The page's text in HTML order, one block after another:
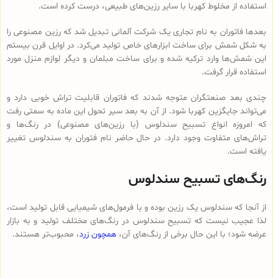
استفاده از مخلوط کهربا با سایر رزین‌های طبیعی، درست کرده است.
بعدها فاتوران به نام تجاری یک شرکت آلمانی تبدیل شد که رزین مصنوعی را
به شکل شمش برای ساخت ابزارهای خاص تولید می‌کرد. در اوایل قرن بیستم
این شمش‌ها وارد ترکیه شده و برای ساخت مبلمان و دیگر لوازم منزل مورد
استفاده قرار گرفت.
چندی بعد صنعتگران متوجه شدند که فاتوران قابلیت تراش خوبی دارد و
می‌تواند جایگزین کهربا شود. از آن به بعد سیر تحول این ماده به سمتی رفت
که امروزه انواع تسبیح‌ سندلوس (با رزین‌های مصنوعی) در رنگ‌ها و
تراش‌های متفاوت وجود دارد. در حال حاضر نام فتوران به سندلوس تغییر
یافته است.
رنگ‌های تسبیح سندلوس
از آنجا که سندلوس یک رزین بوده و با فرمول‌های شیمیایی قابل تولید است،
لذا عجیب نیست که تسبیح سندلوس در رنگ‌های مختلف تولید و به بازار
عرضه شود؛ با این حال برخی از رنگ‌های آن، همچون زرد، محبوب‌تر هستند.